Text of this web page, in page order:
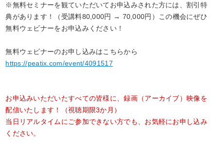
※無料セミナーを観ていただいてお申込みされた方には、割引特
典があります！（受講料80,000円 → 70,000円）この機会にぜひ
無料ウェビナーをお申込みください！
無料ウェビナーのお申し込みはこちらから
https://peatix.com/event/4091517
お申込みいただいたすべての皆様に、録画（アーカイブ）映像を
配信いたします！（視聴期限3か月）
当日リアルタイムにご参加できない方でも、お気軽にお申し込み
ください。